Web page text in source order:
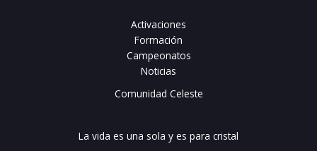
Activaciones
Formación
Campeonatos
Noticias
Comunidad Celeste
La vida es una sola y es para cristal